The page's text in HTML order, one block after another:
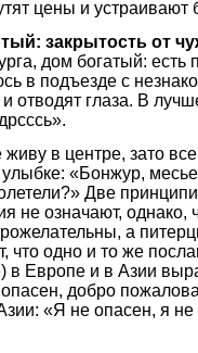
цены и
закрытость от
дом богатый:
в подъезде с
отводят глаза. В
в центре, зато
«Бонжур,
Две
не означают, однако,
а
что одно и то же
в Европе и в Азии
добро
«Я не опасен, я